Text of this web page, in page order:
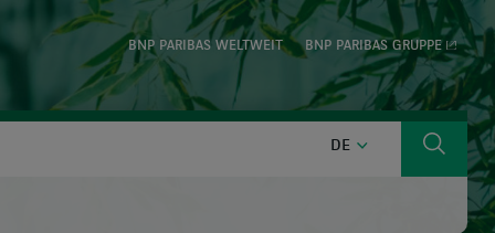
BNP PARIBAS WELTWEIT BNP PARIBAS GRUPPE
DE DEUTSCH Suche